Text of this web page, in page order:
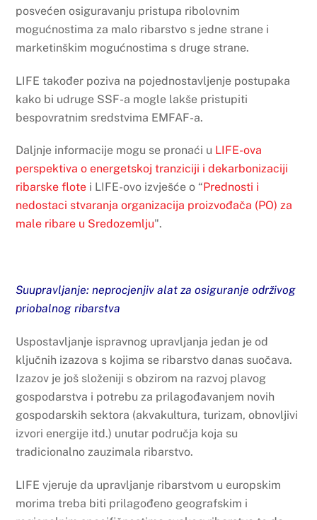
posvećen osiguravanju pristupa ribolovnim
mogućnostima za malo ribarstvo s jedne strane i
marketinškim mogućnostima s druge strane.
LIFE također poziva na pojednostavljenje postupaka
kako bi udruge SSF-a mogle lakše pristupiti
bespovratnim sredstvima EMFAF-a.
Daljnje informacije mogu se pronaći u LIFE-ova
perspektiva o energetskoj tranziciji i dekarbonizaciji
ribarske flote i LIFE-ovo izvješće o “Prednosti i
nedostaci stvaranja organizacija proizvođača (PO) za
male ribare u Sredozemlju".
Suupravljanje: neprocjenjiv alat za osiguranje održivog
priobalnog ribarstva
Uspostavljanje ispravnog upravljanja jedan je od
ključnih izazova s kojima se ribarstvo danas suočava.
Izazov je još složeniji s obzirom na razvoj plavog
gospodarstva i potrebu za prilagođavanjem novih
gospodarskih sektora (akvakultura, turizam, obnovljivi
izvori energije itd.) unutar područja koja su
tradicionalno zauzimala ribarstvo.
LIFE vjeruje da upravljanje ribarstvom u europskim
morima treba biti prilagođeno geografskim i